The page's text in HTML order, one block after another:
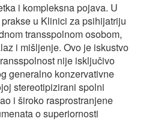
i kompleksna pojava. U
u Klinici za psihijatriju
transspolnom osobom,
i mišljenje. Ovo je iskustvo
nije isključivo
generalno konzervativne
stereotipizirani spolni
i široko rasprostranjene
o superiornosti